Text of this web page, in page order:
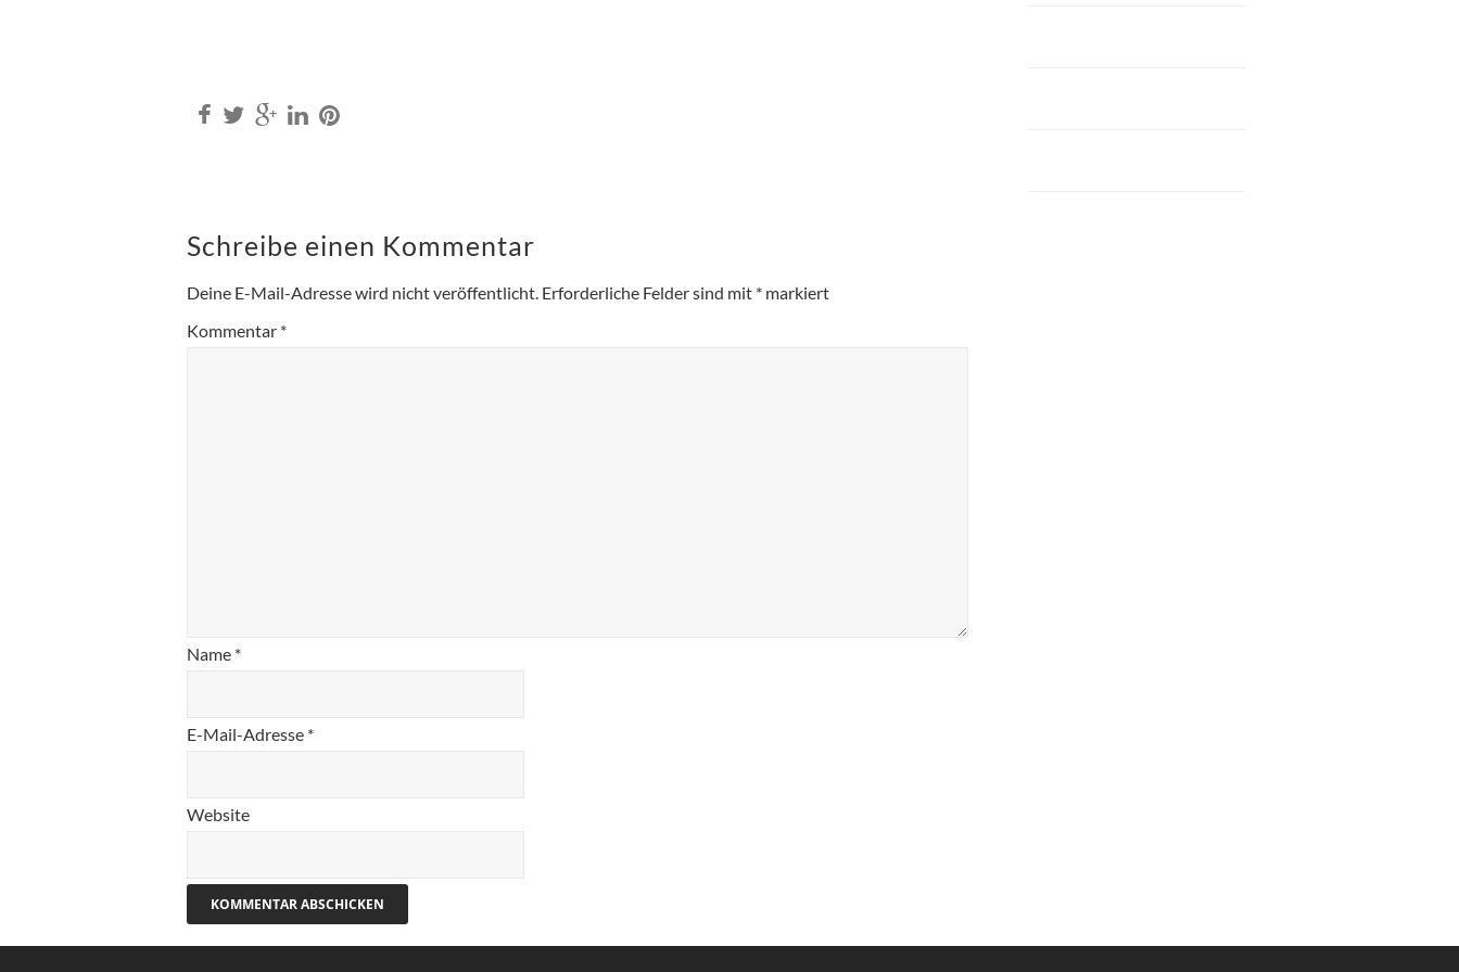
Schreibe einen Kommentar
Deine E-Mail-Adresse wird nicht veröffentlicht. Erforderliche Felder sind mit * markiert
Kommentar *
Name *
E-Mail-Adresse *
Website